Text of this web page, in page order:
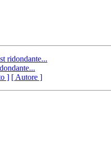
ridondante...
] [ Autore ]